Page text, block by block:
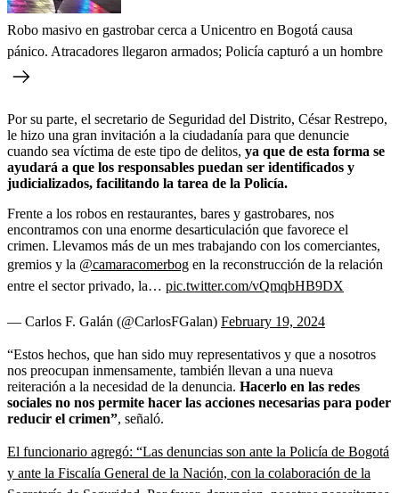
Robo masivo en gastrobar cerca a Unicentro en Bogotá causa
pánico. Atracadores llegaron armados; Policía capturó a un hombre
Por su parte, el secretario de Seguridad del Distrito, César Restrepo,
le hizo una gran invitación a la ciudadanía para que denuncie
cuando sea víctima de este tipo de delitos, ya que de esta forma se
ayudará a que los responsables puedan ser identificados y
judicializados, facilitando la tarea de la Policía.
Frente a los robos en restaurantes, bares y gastrobares, nos
encontramos con una enorme desarticulación que favorece el
crimen. Llevamos más de un mes trabajando con los comerciantes,
gremios y la @camaracomerbog en la reconstrucción de la relación
entre el sector privado, la… pic.twitter.com/vQmqbHB9DX
— Carlos F. Galán (@CarlosFGalan) February 19, 2024
“Estos hechos, que han sido muy representativos y que a nosotros
nos preocupan inmensamente, también llevan a una nueva
reiteración a la necesidad de la denuncia. Hacerlo en las redes
sociales no nos permite hacer las acciones necesarias para poder
reducir el crimen”, señaló.
El funcionario agregó: “Las denuncias son ante la Policía de Bogotá
y ante la Fiscalía General de la Nación, con la colaboración de la